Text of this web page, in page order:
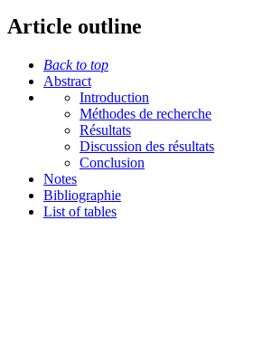
Article outline
Back to top
Abstract
Introduction
Méthodes de recherche
Résultats
Discussion des résultats
Conclusion
Notes
Bibliographie
List of tables